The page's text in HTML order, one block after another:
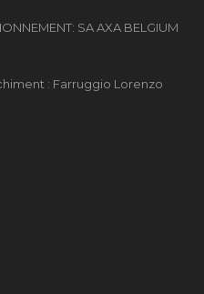
SA AXA BELGIUM
: Farruggio Lorenzo